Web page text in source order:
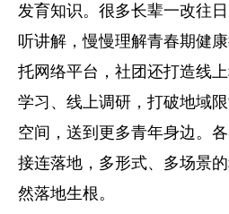
发育知识。很多长辈一改往
听讲解，慢慢理解青春期健
托网络平台，社团还打造线
学习、线上调研，打破地域
空间，送到更多青年身边。
接连落地，多形式、多场景
然落地生根。